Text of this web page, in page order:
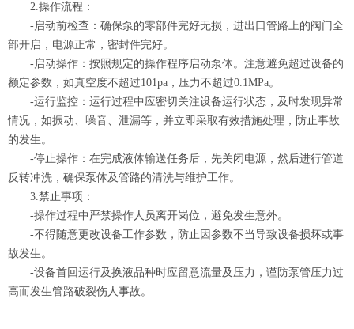
2.操作流程：
-启动前检查：确保泵的零部件完好无损，进出口管路上的阀门全
部开启，电源正常，密封件完好。
-启动操作：按照规定的操作程序启动泵体。注意避免超过设备的
额定参数，如真空度不超过101pa，压力不超过0.1MPa。
-运行监控：运行过程中应密切关注设备运行状态，及时发现异常
情况，如振动、噪音、泄漏等，并立即采取有效措施处理，防止事故
的发生。
-停止操作：在完成液体输送任务后，先关闭电源，然后进行管道
反转冲洗，确保泵体及管路的清洗与维护工作。
3.禁止事项：
-操作过程中严禁操作人员离开岗位，避免发生意外。
-不得随意更改设备工作参数，防止因参数不当导致设备损坏或事
故发生。
-设备首回运行及换液品种时应留意流量及压力，谨防泵管压力过
高而发生管路破裂伤人事故。